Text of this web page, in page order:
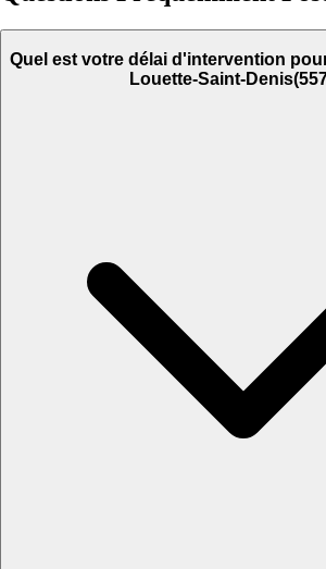
Quel est votre délai d'intervention
Louette-Saint-